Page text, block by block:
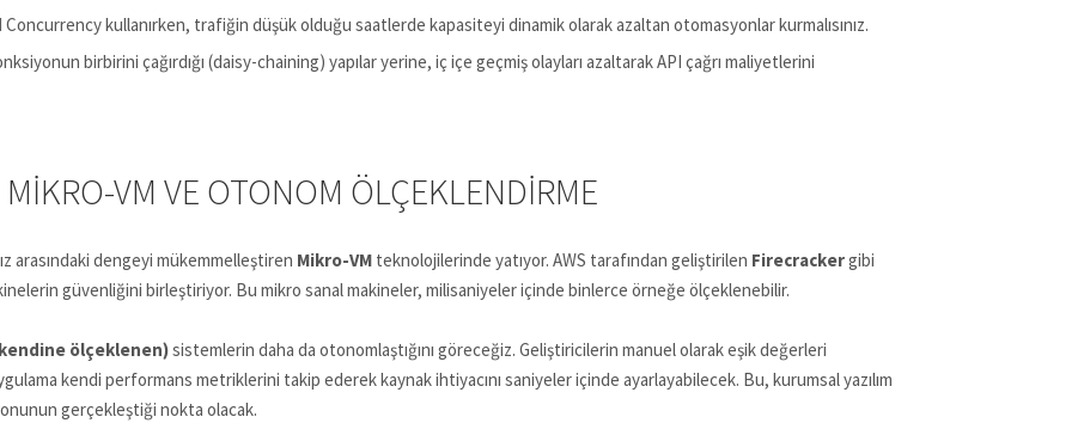
kullanırken, trafiğin düşük olduğu saatlerde kapasiteyi dinamik olarak azaltan otomasyonlar kurmalısınız.
birbirini çağırdığı (daisy-chaining) yapılar yerine, iç içe geçmiş olayları azaltarak API çağrı maliyetlerini
VM VE OTONOM ÖLÇEKLENDIRME
arasındaki dengeyi mükemmelleştiren Mikro-VM teknolojilerinde yatıyor. AWS tarafından geliştirilen Firecrackergibi
güvenliğini birleştiriyor. Bu mikro sanal makineler, milisaniyeler içinde binlerce örneğe ölçeklenebilir.
ölçeklenen)sistemlerin daha da otonomlaştığını göreceğiz. Geliştiricilerin manuel olarak eşik değerleri
kendi performans metriklerini takip ederek kaynak ihtiyacını saniyeler içinde ayarlayabilecek. Bu, kurumsal yazılım
gerçekleştiği nokta olacak.